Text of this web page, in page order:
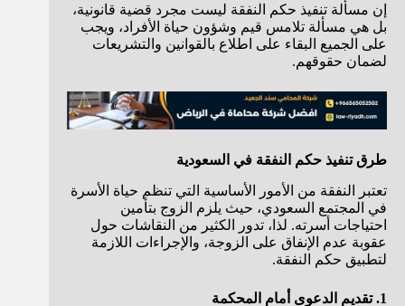
إن مسألة تنفيذ حكم النفقة ليست مجرد قضية قانونية،
بل هي مسألة تلامس قيم وشؤون حياة الأفراد، ويجب
على الجميع البقاء على اطلاع بالقوانين والتشريعات
لضمان حقوقهم.
طرق تنفيذ حكم النفقة في السعودية
تعتبر النفقة من الأمور الأساسية التي تنظم حياة الأسرة
في المجتمع السعودي، حيث يلزم الزوج بتأمين
احتياجات أسرته. لذا، تدور الكثير من النقاشات حول
عقوبة عدم الإنفاق على الزوجة، والإجراءات اللازمة
لتطبيق حكم النفقة.
1. تقديم الدعوى أمام المحكمة